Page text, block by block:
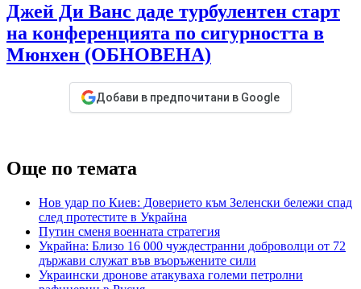
Джей Ди Ванс даде турбулентен старт
на конференцията по сигурността в
Мюнхен (ОБНОВЕНА)
Добави в предпочитани в Google
Още по темата
Нов удар по Киев: Доверието към Зеленски бележи спад
след протестите в Украйна
Путин сменя военната стратегия
Украйна: Близо 16 000 чуждестранни доброволци от 72
държави служат във въоръжените сили
Украински дронове атакуваха големи петролни